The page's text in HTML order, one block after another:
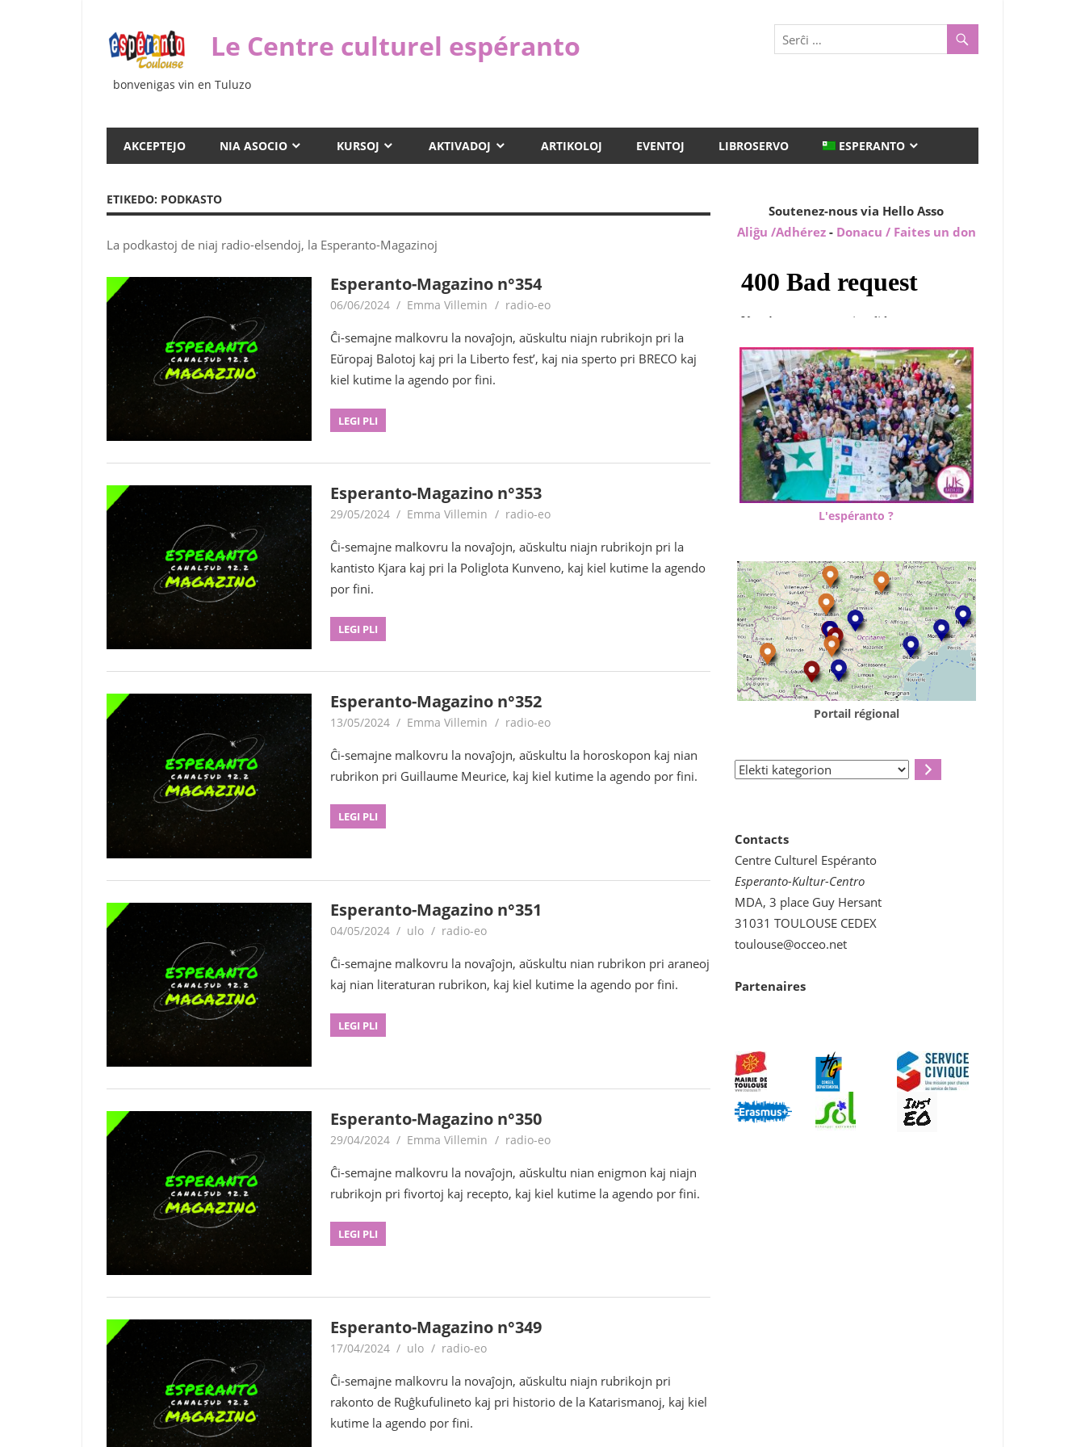
enhavo
Le Centre culturel espéranto
bonvenigas vin en Tuluzo
AKCEPTEJO NIA ASOCIO KURSOJ AKTIVADOJ ARTIKOLOJ EVENTOJ LIBROSERVO ESPERANTO
ETIKEDO: PODKASTO
La podkastoj de niaj radio-elsendoj, la Esperanto-Magazinoj
Esperanto-Magazino n°354
06/06/2024 Emma Villemin radio-eo
Ĉi-semajne malkovru la novaĵojn, aŭskultu niajn rubrikojn pri la
Eŭropaj Balotoj kaj pri la Liberto fest’, kaj nia sperto pri BRECO kaj
kiel kutime la agendo por fini.
LEGI PLI
Esperanto-Magazino n°353
29/05/2024 Emma Villemin radio-eo
Ĉi-semajne malkovru la novaĵojn, aŭskultu niajn rubrikojn pri la
kantisto Kjara kaj pri la Poliglota Kunveno, kaj kiel kutime la agendo
por fini.
LEGI PLI
Esperanto-Magazino n°352
13/05/2024 Emma Villemin radio-eo
Ĉi-semajne malkovru la novaĵojn, aŭskultu la horoskopon kaj nian
rubrikon pri Guillaume Meurice, kaj kiel kutime la agendo por fini.
LEGI PLI
Esperanto-Magazino n°351
04/05/2024 ulo radio-eo
Ĉi-semajne malkovru la novaĵojn, aŭskultu nian rubrikon pri araneoj
kaj nian literaturan rubrikon, kaj kiel kutime la agendo por fini.
LEGI PLI
Esperanto-Magazino n°350
29/04/2024 Emma Villemin radio-eo
Ĉi-semajne malkovru la novaĵojn, aŭskultu nian enigmon kaj niajn
rubrikojn pri fivortoj kaj recepto, kaj kiel kutime la agendo por fini.
LEGI PLI
Esperanto-Magazino n°349
17/04/2024 ulo radio-eo
Ĉi-semajne malkovru la novaĵojn, aŭskultu niajn rubrikojn pri
rakonto de Ruĝkufulineto kaj pri historio de la Katarismanoj, kaj kiel
kutime la agendo por fini.
Soutenez-nous via Hello Asso
Aliĝu /Adhérez - Donacu / Faites un don
L'espéranto ?
Portail régional
Elekti
Contacts
Centre Culturel Espéranto
Esperanto-Kultur-Centro
MDA, 3 place Guy Hersant
31031 TOULOUSE CEDEX
toulouse@occeo.net
Partenaires